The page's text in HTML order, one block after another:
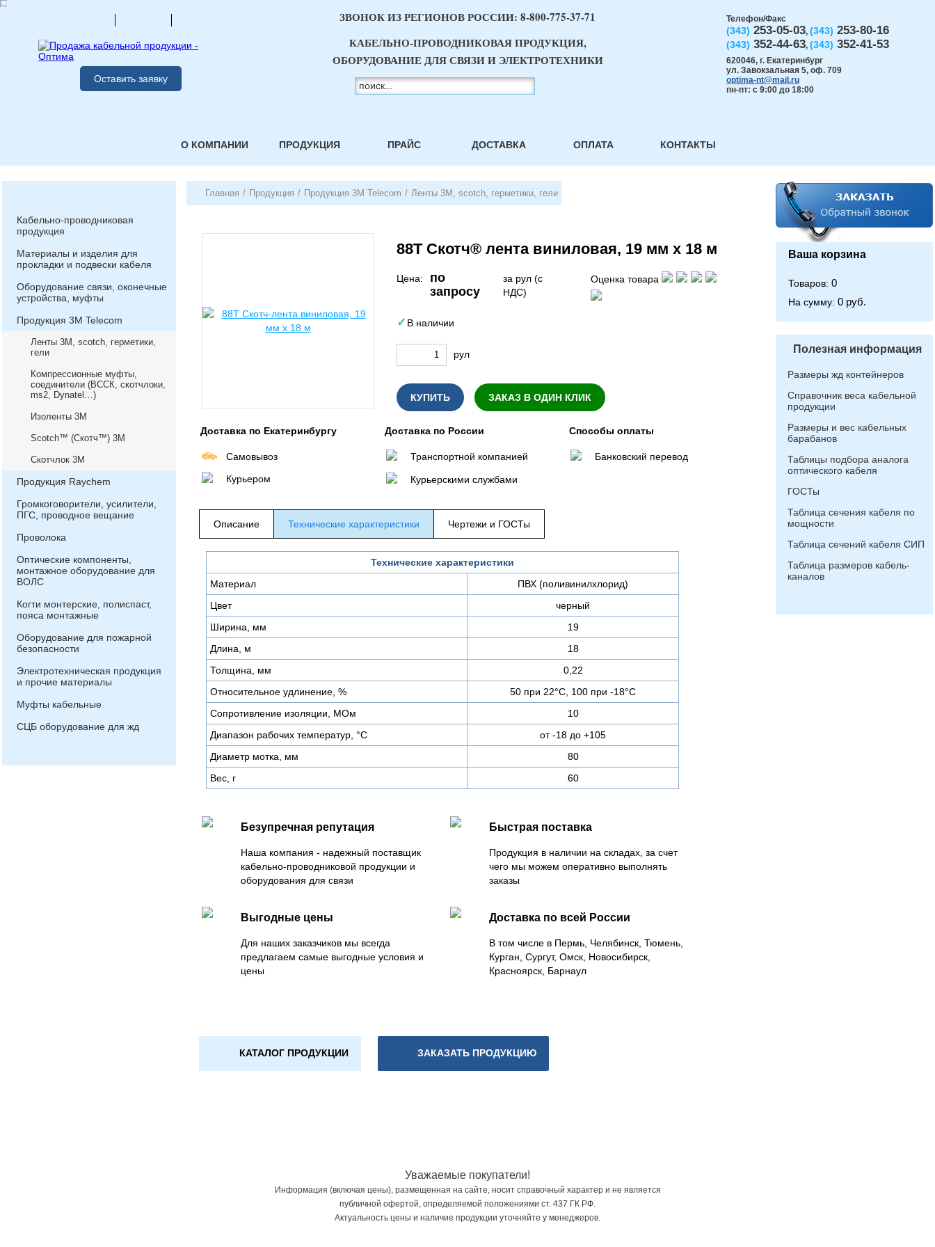
Оставить заявку
Телефон/Факс
(343) 253-05-03, (343) 253-80-16
(343) 352-44-63, (343) 352-41-53
620046, г. Екатеринбург
ул. Завокзальная 5, оф. 709
optima-nt@mail.ru
пн-пт: с 9:00 до 18:00
ЗВОНОК ИЗ РЕГИОНОВ РОССИИ: 8-800-775-37-71
КАБЕЛЬНО-ПРОВОДНИКОВАЯ ПРОДУКЦИЯ,
ОБОРУДОВАНИЕ ДЛЯ СВЯЗИ И ЭЛЕКТРОТЕХНИКИ
О КОМПАНИИ ПРОДУКЦИЯ ПРАЙС ДОСТАВКА ОПЛАТА КОНТАКТЫ
Кабельно-проводниковая
продукция
Материалы и изделия для
прокладки и подвески кабеля
Оборудование связи, оконечные
устройства, муфты
Продукция 3М Telecom
Ленты 3М, scotch, герметики,
гели
Компрессионные муфты,
соединители (ВССК, скотчлоки,
ms2, Dynatel…)
Изоленты 3М
Scotch™ (Скотч™) 3М
Скотчлок 3М
Продукция Raychem
Громкоговорители, усилители,
ПГС, проводное вещание
Проволока
Оптические компоненты,
монтажное оборудование для
ВОЛС
Когти монтерские, полиспаст,
пояса монтажные
Оборудование для пожарной
безопасности
Электротехническая продукция
и прочие материалы
Муфты кабельные
СЦБ оборудование для жд
Главная / Продукция / Продукция 3М Telecom / Ленты 3М, scotch, герметики, гели
88Т Скотч® лента виниловая, 19 мм х 18 м
Цена:
по
запросу
за рул (с
НДС)
Оценка товара
В наличии
рул
КУПИТЬ ЗАКАЗ В ОДИН КЛИК
Доставка по Екатеринбургу
Самовывоз
Курьером
Доставка по России
Транспортной компанией
Курьерскими службами
Способы оплаты
Банковский перевод
Описание Технические характеристики Чертежи и ГОСТы
Технические характеристики
Материал
ПВХ (поливинилхлорид)
Цвет
черный
Ширина, мм
19
Длина, м
18
Толщина, мм
0,22
Относительное удлинение, %
50 при 22°С, 100 при -18°С
Сопротивление изоляции, МОм
10
Диапазон рабочих температур, °С
от -18 до +105
Диаметр мотка, мм
80
Вес, г
60
Безупречная репутация
Наша компания - надежный поставщик
кабельно-проводниковой продукции и
оборудования для связи
Быстрая поставка
Продукция в наличии на складах, за счет
чего мы можем оперативно выполнять
заказы
Выгодные цены
Для наших заказчиков мы всегда
предлагаем самые выгодные условия и
цены
Доставка по всей России
В том числе в Пермь, Челябинск, Тюмень,
Курган, Сургут, Омск, Новосибирск,
Красноярск, Барнаул
КАТАЛОГ ПРОДУКЦИИ ЗАКАЗАТЬ ПРОДУКЦИЮ
Ваша корзина
Товаров: 0
На сумму: 0 руб.
Полезная информация
Размеры жд контейнеров
Справочник веса кабельной
продукции
Размеры и вес кабельных
барабанов
Таблицы подбора аналога
оптического кабеля
ГОСТы
Таблица сечения кабеля по
мощности
Таблица сечений кабеля СИП
Таблица размеров кабель-
каналов
Уважаемые покупатели!
Информация (включая цены), размещенная на сайте, носит справочный характер и не является
публичной офертой, определяемой положениями ст. 437 ГК РФ.
Актуальность цены и наличие продукции уточняйте у менеджеров.